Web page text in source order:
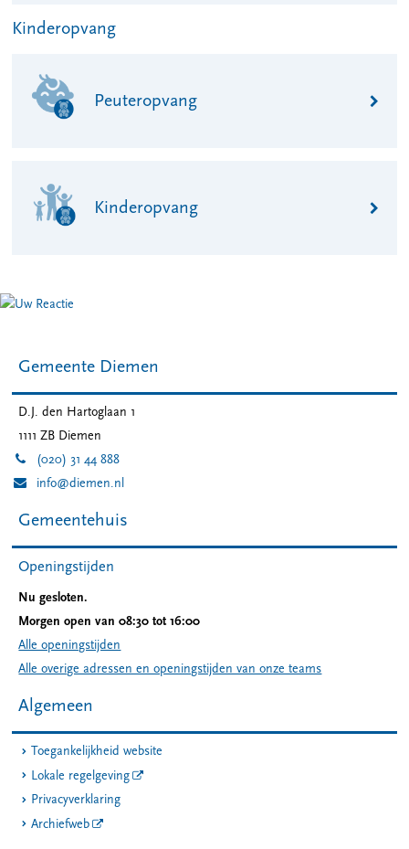
Kinderopvang
Peuteropvang
Kinderopvang
Gemeente Diemen
D.J. den Hartoglaan 1
1111 ZB Diemen
(020) 31 44 888
info@diemen.nl
Gemeentehuis
Openingstijden
Nu gesloten.
Morgen open van 08:30 tot 16:00
Alle openingstijden
Alle overige adressen en openingstijden van onze teams
Algemeen
Toegankelijkheid website
Lokale regelgeving
Privacyverklaring
Archiefweb